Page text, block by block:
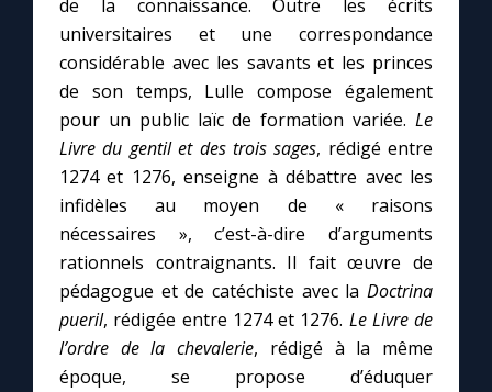
de la connaissance. Outre les écrits
universitaires et une correspondance
considérable avec les savants et les princes
de son temps, Lulle compose également
pour un public laïc de formation variée. Le
Livre du gentil et des trois sages, rédigé entre
1274 et 1276, enseigne à débattre avec les
infidèles au moyen de « raisons
nécessaires », c’est-à-dire d’arguments
rationnels contraignants. Il fait œuvre de
pédagogue et de catéchiste avec la Doctrina
pueril, rédigée entre 1274 et 1276. Le Livre de
l’ordre de la chevalerie, rédigé à la même
époque, se propose d’éduquer